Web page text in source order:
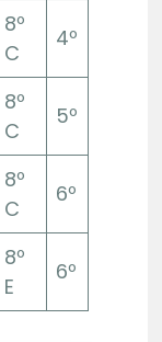
8º
C
4º
8º
C
5º
8º
C
6º
8º
E
6º